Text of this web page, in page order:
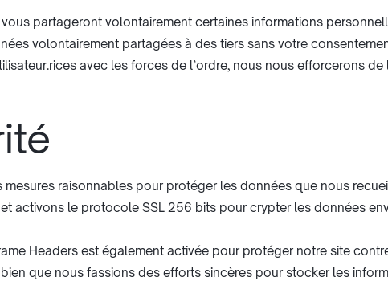
vous partageront volontairement certaines informations
volontairement partagées à des tiers sans votre
avec les forces de l’ordre, nous nous efforcerons de
mesures raisonnables pour protéger les données que nous
activons le protocole SSL 256 bits pour crypter les données
Headers est également activée pour protéger notre site
que nous fassions des efforts sincères pour stocker les